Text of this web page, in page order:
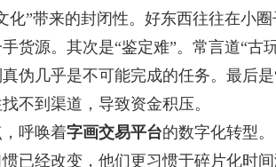
化”带来的封闭性。好东西往往在小
货源。其次是“鉴定难”。常言道“古
伪几乎是不可能完成的任务。最后
不到渠道，导致资金积压。
呼唤着字画交易平台的数字化转型。
已经改变，他们更习惯于碎片化时